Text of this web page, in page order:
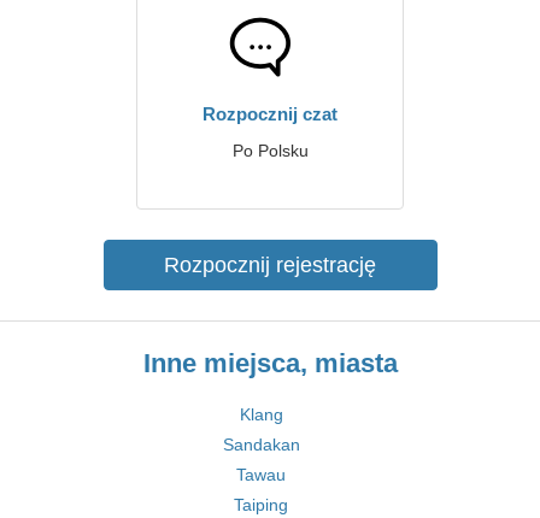
Rozpocznij czat
Po Polsku
Rozpocznij rejestrację
Inne miejsca, miasta
Klang
Sandakan
Tawau
Taiping